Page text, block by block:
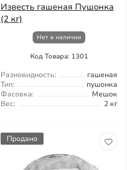
Известь гашеная Пушонка
(2 кг)
Нет в наличии
Код Товара: 1301
Разновидность:
гашеная
Тип:
пушонка
Фасовка:
Мешок
Вес:
2 кг
Продано